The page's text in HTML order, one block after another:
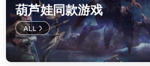
葫芦娃同款游戏